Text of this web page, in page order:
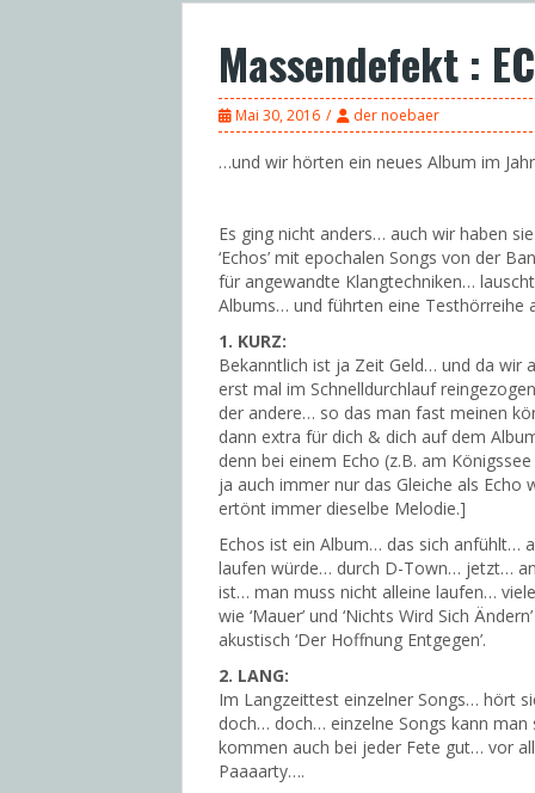
Massendefekt :
Mai 30, 2016 der noebaer
…und wir hörten ein neues Album im
Es ging nicht anders… auch wir haben
‘Echos’ mit epochalen Songs von der
für angewandte Klangtechniken…
Albums… und führten eine Testhörreihe
1. KURZ:
Bekanntlich ist ja Zeit Geld… und da wir
erst mal im Schnelldurchlauf
der andere… so das man fast meinen
dann extra für dich & dich auf dem
denn bei einem Echo (z.B. am
ja auch immer nur das Gleiche als Echo
ertönt immer dieselbe Melodie.]
Echos ist ein Album… das sich anfühlt…
laufen würde… durch D-Town… jetzt…
ist… man muss nicht alleine laufen…
wie ‘Mauer’ und ‘Nichts Wird Sich
akustisch ‘Der Hoffnung Entgegen’.
2. LANG:
Im Langzeittest einzelner Songs… hört
doch… doch… einzelne Songs kann
kommen auch bei jeder Fete gut… vor
Paaaarty….